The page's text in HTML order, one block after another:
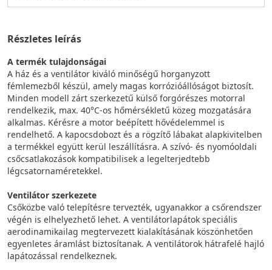
Részletes leírás
A termék tulajdonságai
A ház és a ventilátor kiváló minőségű horganyzott
fémlemezből készül, amely magas korrózióállóságot biztosít.
Minden modell zárt szerkezetű külső forgórészes motorral
rendelkezik, max. 40°C-os hőmérsékletű közeg mozgatására
alkalmas. Kérésre a motor beépített hővédelemmel is
rendelhető. A kapocsdobozt és a rögzítő lábakat alapkivitelben
a termékkel együtt kerül leszállításra. A szívó- és nyomóoldali
csőcsatlakozások kompatibilisek a legelterjedtebb
légcsatornaméretekkel.
Ventilátor szerkezete
Csőközbe való telepítésre tervezték, ugyanakkor a csőrendszer
végén is elhelyezhető lehet. A ventilátorlapátok speciális
aerodinamikailag megtervezett kialakításának köszönhetően
egyenletes áramlást biztosítanak. A ventilátorok hátrafelé hajló
lapátozással rendelkeznek.